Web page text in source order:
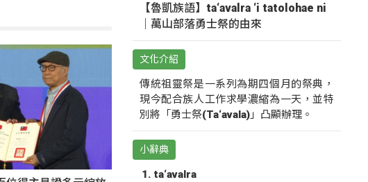
【魯凱族語】ta‘avalra ‘i tatolohae ni
｜萬山部落勇士祭的由來
文化介紹
傳統祖靈祭是一系列為期四個月的祭典，
現今配合族人工作求學濃縮為一天，並特
別將「勇士祭(Ta‘avala)」凸顯辦理。
小辭典
ta‘avalra